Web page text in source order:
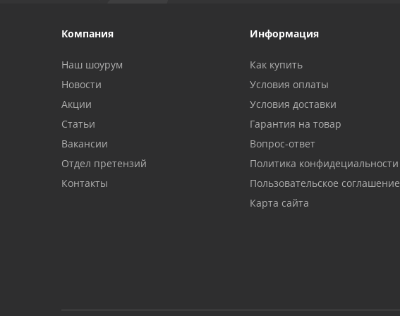
Компания
Наш шоурум
Новости
Акции
Статьи
Вакансии
Отдел претензий
Контакты
Информация
Как купить
Условия оплаты
Условия доставки
Гарантия на товар
Вопрос-ответ
Политика конфидециальности
Пользовательское соглашение
Карта сайта